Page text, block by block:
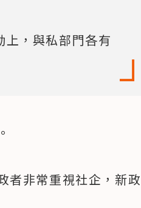
，與私部門各有
者非常重視社企，新政